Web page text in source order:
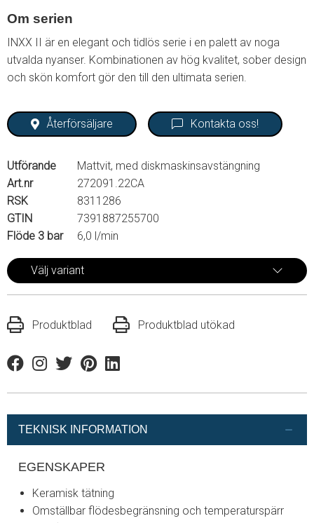
Om serien
INXX II är en elegant och tidlös serie i en palett av noga
utvalda nyanser. Kombinationen av hög kvalitet, sober design
och skön komfort gör den till den ultimata serien.
Återförsäljare Kontakta oss!
Utförande
Mattvit, med diskmaskinsavstängning
Art.nr
272091.22CA
RSK
8311286
GTIN
7391887255700
Flöde 3 bar
6,0 l/min
Välj variant
Produktblad Produktblad utökad
FacebookInstagram
TwitterPinterestLinkedin
TEKNISK INFORMATION
EGENSKAPER
Keramisk tätning
Omställbar flödesbegränsning och temperaturspärr